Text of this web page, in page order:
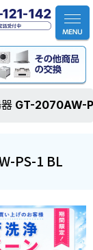
器 GT-2070AW-
PS-1 BL